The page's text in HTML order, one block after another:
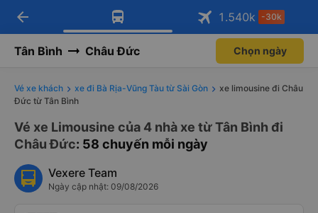
Tải app Vexere ngay!
Nhận ưu đãi thành viên độc
Mở app
Tải app Vexere
-30k/ghế khi đặt vé máy bay qua
Mở app
arrow_back 1.540k -30k
Tân Bình Châu Đức Chọn ngày
Vé xe khách xe đi Bà Rịa-Vũng Tàu từ Sài Gòn
xe limousine đi Châu
Đức từ Tân Bình
Vé xe Limousine của 4 nhà xe từ Tân Bình đi
Châu Đức: 58 chuyến mỗi ngày
Vexere Team
Ngày cập nhật: 09/08/2026